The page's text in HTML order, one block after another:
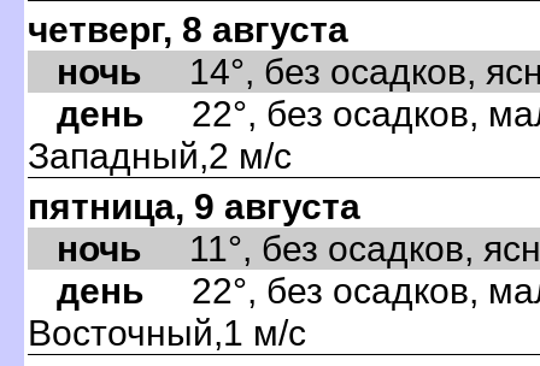
четверг, 8 августа
ночь 14°, без осадков,
день 22°, без осадков,
Западный,2 м/с
пятница, 9 августа
ночь 11°, без осадков,
день 22°, без осадков,
Восточный,1 м/с